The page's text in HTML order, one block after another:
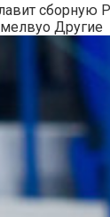
сборную
Другие